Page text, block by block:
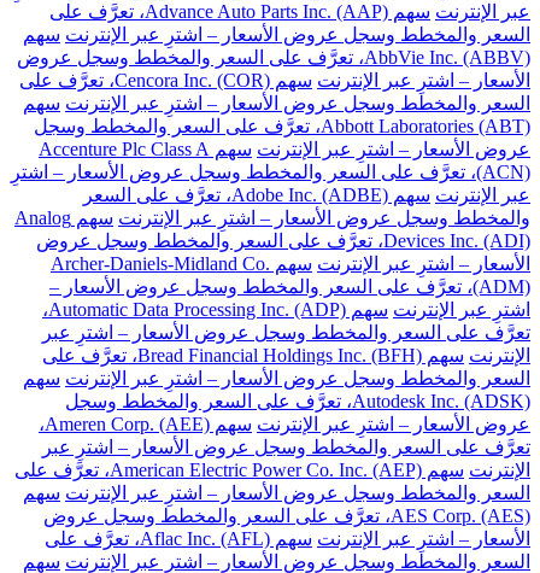
عبر الإنترنت
سهم Advance Auto Parts Inc. (AAP)، تعرَّف على
السعر والمخطط وسجل عروض الأسعار – اشترِ عبر الإنترنت سهم
AbbVie Inc. (ABBV)، تعرَّف على السعر والمخطط وسجل عروض
الأسعار – اشترِ عبر الإنترنت
سهم Cencora Inc. (COR)، تعرَّف على
السعر والمخطط وسجل عروض الأسعار – اشترِ عبر الإنترنت سهم
Abbott Laboratories (ABT)، تعرَّف على السعر والمخطط وسجل
عروض الأسعار – اشترِ عبر الإنترنت
سهم Accenture Plc Class A
(ACN)، تعرَّف على السعر والمخطط وسجل عروض الأسعار – اشترِ
عبر الإنترنت
سهم Adobe Inc. (ADBE)، تعرَّف على السعر
والمخطط وسجل عروض الأسعار – اشترِ عبر الإنترنت
سهم Analog
Devices Inc. (ADI)، تعرَّف على السعر والمخطط وسجل عروض
الأسعار – اشترِ عبر الإنترنت
سهم Archer-Daniels-Midland Co.
(ADM)، تعرَّف على السعر والمخطط وسجل عروض الأسعار –
اشترِ عبر الإنترنت
سهم Automatic Data Processing Inc. (ADP)،
تعرَّف على السعر والمخطط وسجل عروض الأسعار – اشترِ عبر
الإنترنت
سهم Bread Financial Holdings Inc. (BFH)، تعرَّف على
السعر والمخطط وسجل عروض الأسعار – اشترِ عبر الإنترنت سهم
Autodesk Inc. (ADSK)، تعرَّف على السعر والمخطط وسجل
عروض الأسعار – اشترِ عبر الإنترنت
سهم Ameren Corp. (AEE)،
تعرَّف على السعر والمخطط وسجل عروض الأسعار – اشترِ عبر
الإنترنت
سهم American Electric Power Co. Inc. (AEP)، تعرَّف على
السعر والمخطط وسجل عروض الأسعار – اشترِ عبر الإنترنت سهم
AES Corp. (AES)، تعرَّف على السعر والمخطط وسجل عروض
الأسعار – اشترِ عبر الإنترنت
سهم Aflac Inc. (AFL)، تعرَّف على
السعر والمخطط وسجل عروض الأسعار – اشترِ عبر الإنترنت سهم